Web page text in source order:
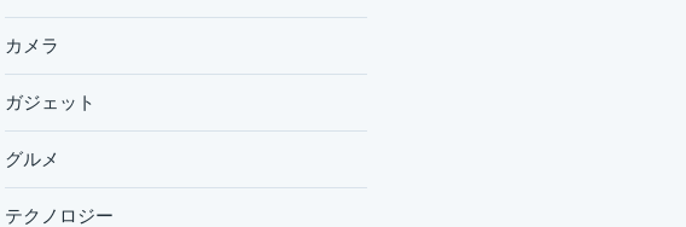
カメラ
ガジェット
グルメ
テクノロジー